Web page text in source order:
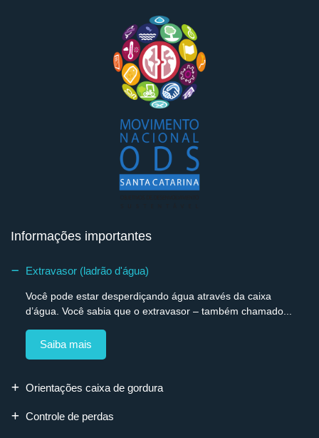
Informações importantes
Extravasor (ladrão d'água)
Você pode estar desperdiçando água através da caixa
d’água. Você sabia que o extravasor – também chamado...
Saiba mais
Orientações caixa de gordura
Controle de perdas